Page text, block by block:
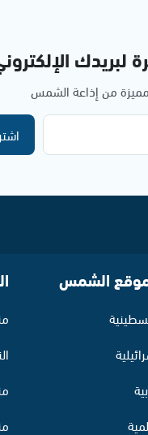
لبريدك
مميزة من إذاعة الشمس
موقع الشمس